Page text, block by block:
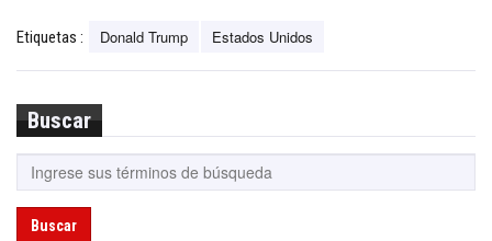
Etiquetas : Donald Trump Estados Unidos
Buscar
Buscar